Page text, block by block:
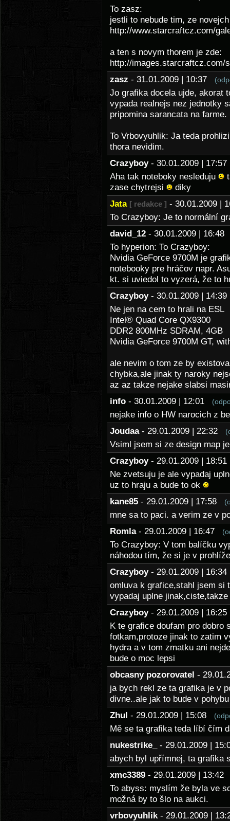
To zasz:
jestli to nebude tim, ze
http://www.starcraftcz.com/
a ten s novym thorem je zde:
http://images.starcraftcz.com/
zasz - 31.01.2009 | 10:37
Jo grafika docela ujde, akorat
vypada realnejs nez jednotky
pripomina sarancata na farme.
To Vrbovyuhlik: Ja teda
thora nevidim.
Crazyboy - 30.01.2009 |
Aha tak noteboky nesleduju
zase chytrejsi
diky
Jata [ redakce ] - 30.01.2009 |
To Crazyboy: Je to normální
david_12 - 30.01.2009 |
To hyperion: To Crazyboy:
Nvidia GeForce 9700M je
notebooky pre hráčov napr.
kt. si uviedol to vyzerá, že to
Crazyboy - 30.01.2009 |
Ne jen na cem to hrali na ESL
Intel® Quad Core QX9300
DDR2 800MHz SDRAM, 4GB
Nvidia GeForce 9700M GT,
ale nevim o tom ze by
chybka,ale jinak ty naroky
az az takze nejake slabsi
info - 30.01.2009 | 12:01
nejake info o HW narocich z
Joudaa - 29.01.2009 | 22:32
Vsiml jsem si ze design map
Crazyboy - 29.01.2009 |
Ne zvetsuju je ale vypadaj
uz to hraju a bude to ok
kane85 - 29.01.2009 | 17:58
mne sa to paci. a verim ze v
Romla - 29.01.2009 | 16:47
To Crazyboy: V tom balíčku
náhodou tím, že si je v
Crazyboy - 29.01.2009 |
omluva k grafice,stahl jsem si
vypadaj uplne
Crazyboy - 29.01.2009 |
K te grafice doufam pro dobro
fotkam,protoze jinak to zatim
hydra a v tom zmatku ani
bude o moc lepsi
obcasny pozorovatel -
ja bych rekl ze ta grafika je v
divne..ale jak to bude v
Zhul - 29.01.2009 | 15:08
Mě se ta grafika teda líbí čím
nukestrike_
- 29.01.2009 |
abych byl upřímnej, ta grafika
xmc3389 - 29.01.2009 |
To abyss: myslím že byla ve
možná by to šlo na aukci.
vrbovyuhlik - 29.01.2009 |